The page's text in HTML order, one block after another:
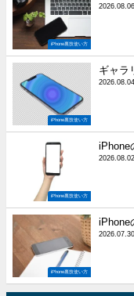
iPhone裏技使い方
2026.08.06
iPhone裏技使い方
ギャラ
2026.08.04
iPhone裏技使い方
iPhone
2026.08.02
iPhone裏技使い方
iPhone
2026.07.30